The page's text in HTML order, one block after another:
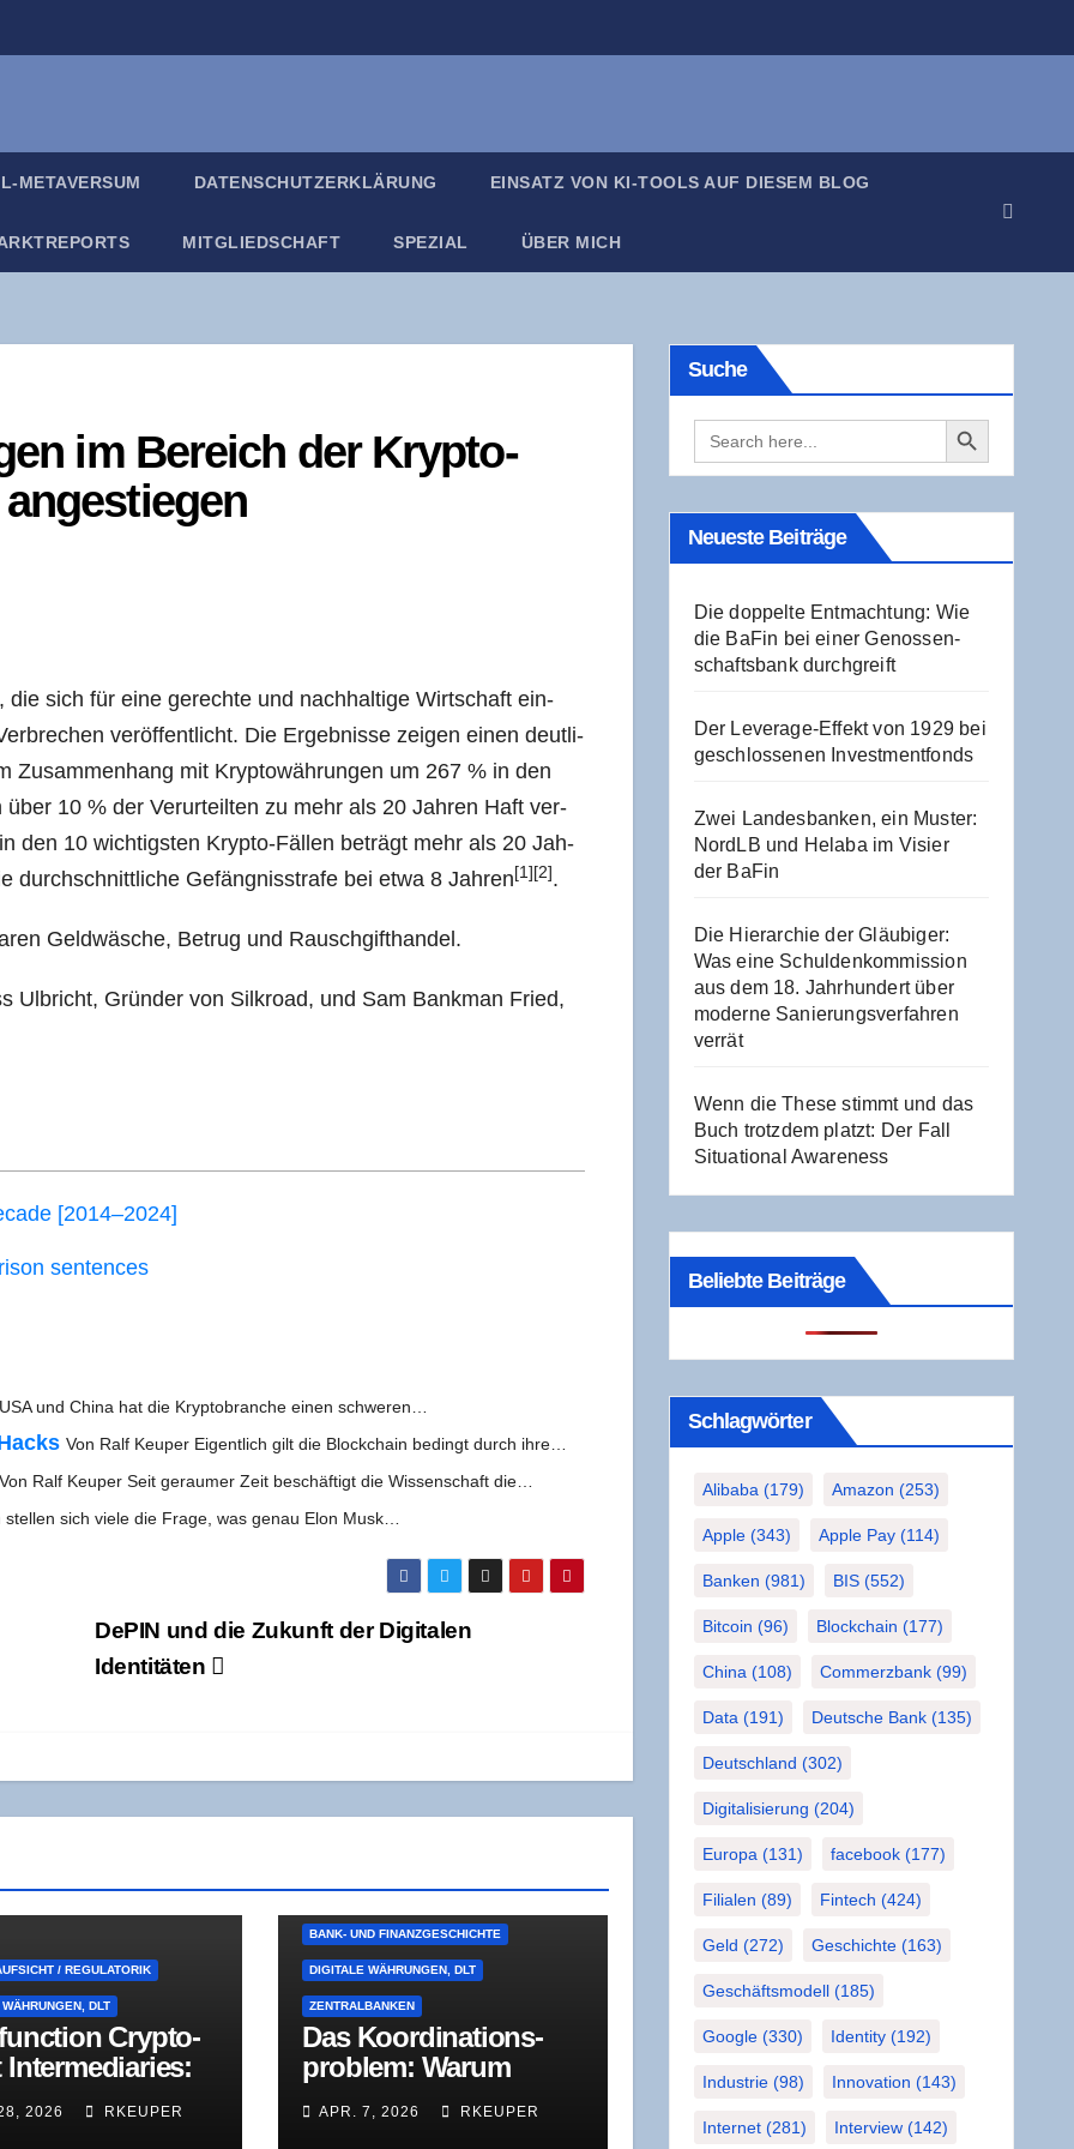
META­VER­SUM DATEN­SCHUTZ­ER­KLÄ­RUNG EIN­SATZ VON KI-TOOLS AUF DIE­SEM BLOG
MIT­GLIED­SCHAFT SPE­ZI­AL ÜBER MICH
im Bereich der Kryp­to­
die sich für eine gerech­te und nach­hal­ti­ge Wirt­schaft ein­
ver­öf­fent­licht. Die Ergeb­nis­se zei­gen einen deut­li­
Zusam­men­hang mit Kryp­to­wäh­run­gen um 267 % in den
über 10 % der Ver­ur­teil­ten zu mehr als 20 Jah­ren Haft ver­
den 10 wich­tigs­ten Kryp­to-Fäl­len beträgt mehr als 20 Jah­
durch­schnitt­li­che Gefäng­nis­stra­fe bei etwa 8 Jah­ren [1] [2] .
Geld­wä­sche, Betrug und Rauschgifthandel.
Ulb­richt, Grün­der von Sil­kro­ad, und Sam Bank­man Fried,
[2014–2024]
sentences
und Chi­na hat die Kryp­to­bran­che einen schweren…
Von Ralf Keu­per Eigent­lich gilt die Block­chain bedingt durch ihre…
Von Ralf Keu­per Seit gerau­mer Zeit beschäf­tigt die Wis­sen­schaft die…
stel­len sich vie­le die Fra­ge, was genau Elon Musk…
DePIN und die Zukunft der Digi­ta­len
Identitäten
/ REGULATORIK
DLT
Cryp­to­
Inter­me­dia­ries:
in neu­er
2026 RKEUPER
BANK- UND FINANZGESCHICHTE
DIGITALE WÄHRUNGEN, DLT
ZENTRALBANKEN
Das Koor­di­na­ti­ons­
pro­blem: War­um
Geld spaltet
APR. 7, 2026 RKEUPER
Suche
Search
for:
Search Button
Neu­es­te Beiträge
Die dop­pel­te Ent­mach­tung: Wie
die BaFin bei einer Genos­sen­
schafts­bank durchgreift
Der Levera­ge-Effekt von 1929 bei
geschlos­se­nen Investmentfonds
Zwei Lan­des­ban­ken, ein Mus­ter:
NordLB und Hela­ba im Visier
der BaFin
Die Hier­ar­chie der Gläu­bi­ger:
Was eine Schul­den­kom­mis­si­on
aus dem 18. Jahr­hun­dert über
moder­ne Sanie­rungs­ver­fah­ren
verrät
Wenn die The­se stimmt und das
Buch trotz­dem platzt: Der Fall
Situa­tio­nal Awareness
Beliebte Beiträge
Schlag­wör­ter
Alibaba (179) Amazon (253)
Apple(343) Apple Pay(114)
Banken (981) BIS(552)
Bitcoin (96) Blockchain (177)
China (108) Commerzbank(99)
Data (191) Deutsche Bank(135)
Deutschland (302)
Digitalisierung (204)
Europa (131) facebook(177)
Filialen (89) Fintech (424)
Geld (272) Geschichte(163)
Geschäftsmodell(185)
Google(330) Identity(192)
Industrie(98) Innovation (143)
Internet(281) Interview(142)